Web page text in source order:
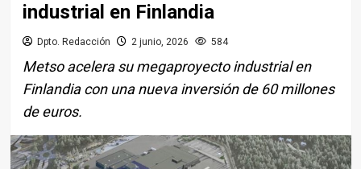
industrial en Finlandia
Dpto. Redacción 2 junio, 2026 584
Metso acelera su megaproyecto industrial en
Finlandia con una nueva inversión de 60 millones
de euros.